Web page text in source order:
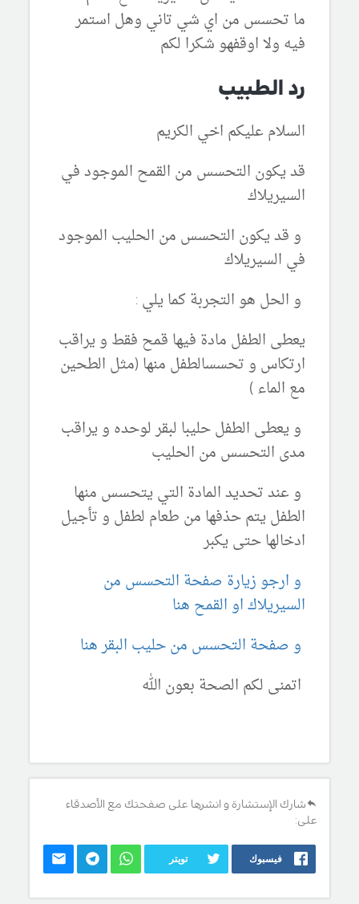
ما تحسس من اي شي تاني وهل استمر
فيه ولا اوقفهو شكرا لكم
رد الطبيب
السلام عليكم اخي الكريم
قد يكون التحسس من القمح الموجود في
السيريلاك
و قد يكون التحسس من الحليب الموجود
في السيريلاك
و الحل هو التجربة كما يلي :
يعطى الطفل مادة فيها قمح فقط و يراقب
ارتكاس و تحسسالطفل منها (مثل الطحين
مع الماء )
و يعطى الطفل حليبا لبقر لوحده و يراقب
مدى التحسس من الحليب
و عند تحديد المادة التي يتحسس منها
الطفل يتم حذفها من طعام لطفل و تأجيل
ادخالها حتى يكبر
و ارجو زيارة صفحة التحسس من
السيريلاك او القمح هنا
و صفحة التحسس من حليب البقر هنا
اتمنى لكم الصحة بعون الله
شارك الإستشارة و انشرها على صفحتك مع الأصدقاء
على:
فيسبوك تويتر